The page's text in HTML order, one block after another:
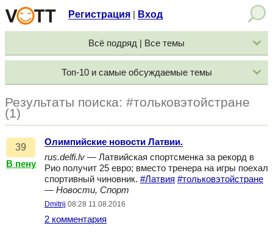
Регистрация Вход
Всё подряд | Все темы
Топ-10 и самые обсуждаемые темы
Результаты поиска: #тольковэтойстране
(1)
39
В пену
Олимпийские новости Латвии.
rus.delfi.lv — Латвийская спортсменка за рекорд в
Рио получит 25 евро; вместо тренера на игры поехал
спортивный чиновник. #Латвия #тольковэтойстране
— Новости, Спорт
Dmitrij 08:28 11.08.2016
2 комментария